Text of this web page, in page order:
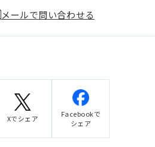
メールで問い合わせる
Xでシェア
Facebookで
シェア